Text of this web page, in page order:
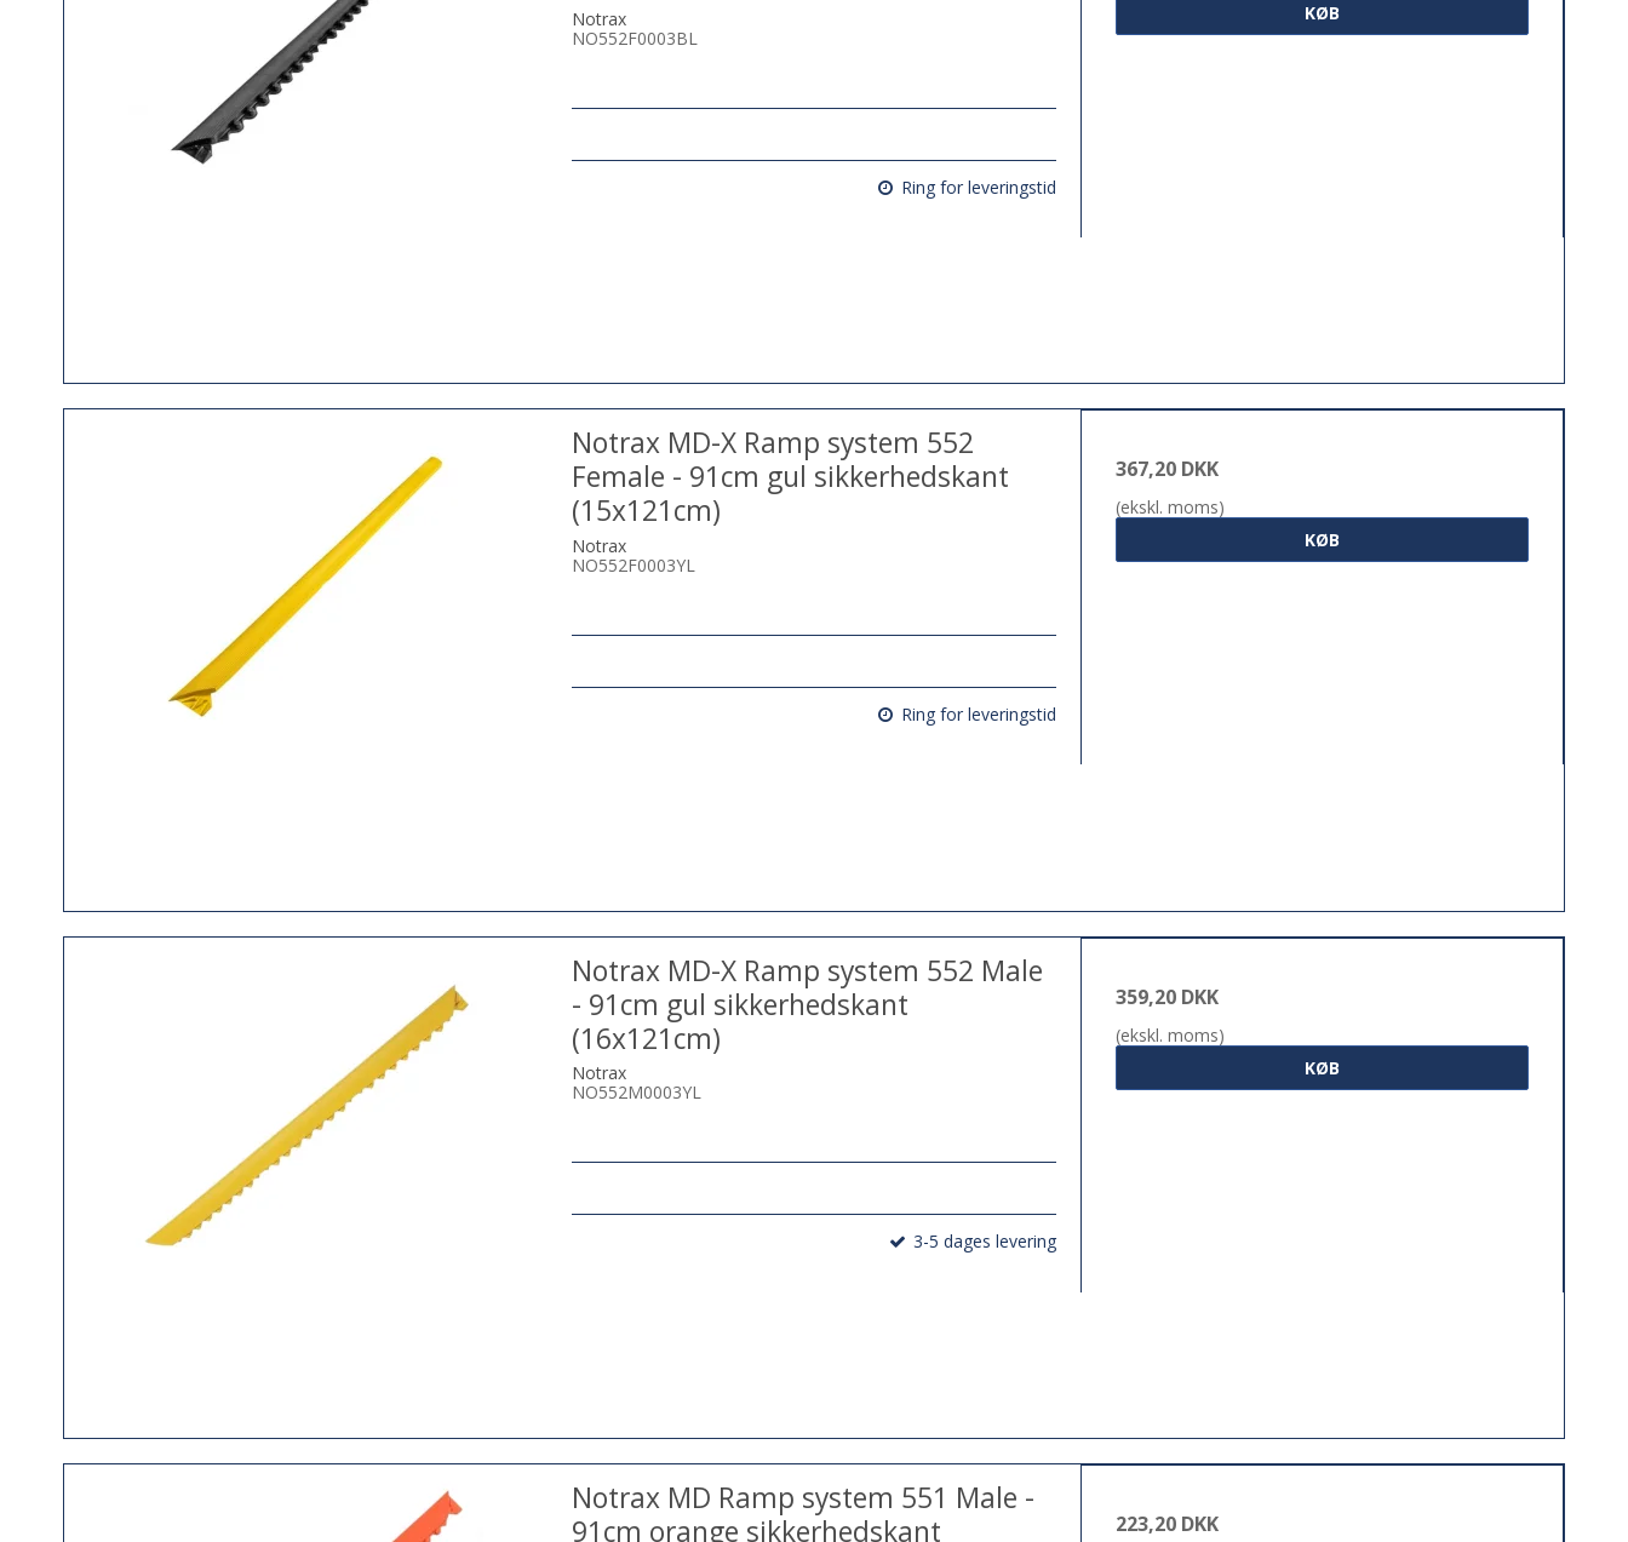
Notrax
NO552F0003BL
Ring for leveringstid
KØB
Notrax MD-X Ramp system 552
Female - 91cm gul sikkerhedskant
(15x121cm)
Notrax
NO552F0003YL
Ring for leveringstid
367,20 DKK
(ekskl. moms)
KØB
Notrax MD-X Ramp system 552 Male
- 91cm gul sikkerhedskant
(16x121cm)
Notrax
NO552M0003YL
3-5 dages levering
359,20 DKK
(ekskl. moms)
KØB
Notrax MD Ramp system 551 Male -
91cm orange sikkerhedskant
223,20 DKK